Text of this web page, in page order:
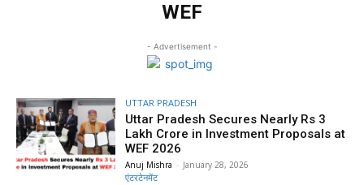
WEF
- Advertisement -
UTTAR PRADESH
Uttar Pradesh Secures Nearly Rs 3
Lakh Crore in Investment Proposals at
WEF 2026
Anuj Mishra - January 28, 2026
एंटरटेनमेंट